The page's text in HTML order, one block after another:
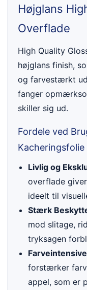
Højglans
Overflade
High Quality
højglans finish,
og farvestærkt
fanger
skiller sig ud.
Fordele ved
Kacheringsfolie
Livlig og
overflade
ideelt til
Stærk
mod slitage,
tryksagen
forstærker
appel, som er